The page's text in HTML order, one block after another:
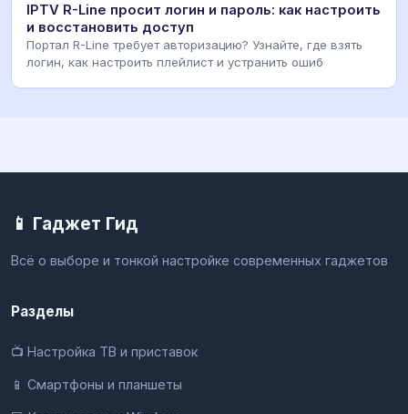
IPTV R-Line просит логин и пароль: как настроить
и восстановить доступ
Портал R-Line требует авторизацию? Узнайте, где взять
логин, как настроить плейлист и устранить ошиб
📱 Гаджет Гид
Всё о выборе и тонкой настройке современных гаджетов
Разделы
📺 Настройка ТВ и приставок
📱 Смартфоны и планшеты